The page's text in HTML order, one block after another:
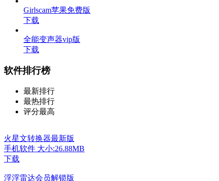
Girlscam苹果免费版
下载
全能变声器vip版
下载
软件排行榜
最新排行
最热排行
评分最高
火星文转换器最新版
手机软件 大小:26.88MB
下载
浮浮雷达会员解锁版